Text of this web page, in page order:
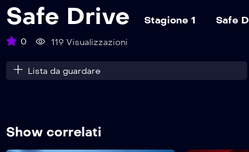
Safe Drive Stagione 1 Safe
0 119 Visualizzazioni
Lista da guardare
Show correlati